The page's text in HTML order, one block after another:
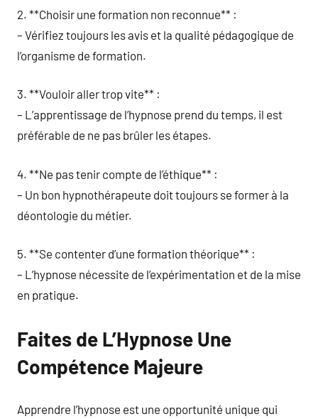
2. **Choisir une formation non reconnue** :
– Vérifiez toujours les avis et la qualité pédagogique de
l’organisme de formation.
3. **Vouloir aller trop vite** :
– L’apprentissage de l’hypnose prend du temps, il est
préférable de ne pas brûler les étapes.
4. **Ne pas tenir compte de l’éthique** :
– Un bon hypnothérapeute doit toujours se former à la
déontologie du métier.
5. **Se contenter d’une formation théorique** :
– L’hypnose nécessite de l’expérimentation et de la mise
en pratique.
Faites de L’Hypnose Une
Compétence Majeure
Apprendre l’hypnose est une opportunité unique qui